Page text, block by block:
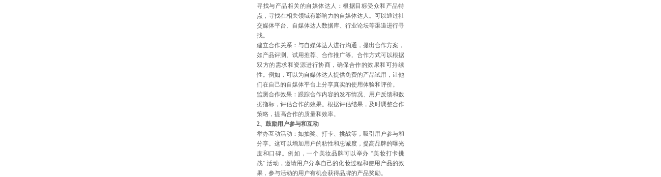
寻找与产品相关的自媒体达人：根据目标受众和产品特
点，寻找在相关领域有影响力的自媒体达人。可以通过社
交媒体平台、自媒体达人数据库、行业论坛等渠道进行寻
找。
建立合作关系：与自媒体达人进行沟通，提出合作方案，
如产品评测、试用推荐、合作推广等。合作方式可以根据
双方的需求和资源进行协商，确保合作的效果和可持续
性。例如，可以为自媒体达人提供免费的产品试用，让他
们在自己的自媒体平台上分享真实的使用体验和评价。
监测合作效果：跟踪合作内容的发布情况、用户反馈和数
据指标，评估合作的效果。根据评估结果，及时调整合作
策略，提高合作的质量和效率。
2、鼓励用户参与和互动
举办互动活动：如抽奖、打卡、挑战等，吸引用户参与和
分享。这可以增加用户的粘性和忠诚度，提高品牌的曝光
度和口碑。例如，一个美妆品牌可以举办 “美妆打卡挑
战” 活动，邀请用户分享自己的化妆过程和使用产品的效
果，参与活动的用户有机会获得品牌的产品奖励。